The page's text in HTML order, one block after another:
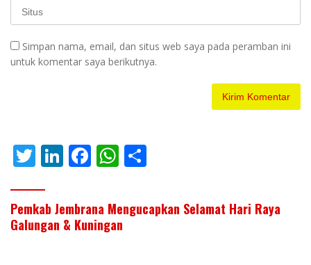
Simpan nama, email, dan situs web saya pada peramban ini
untuk komentar saya berikutnya.
T
itt
er
Li
k
e
F
e
b
W
at
s
ar
e
Pemkab Jembrana Mengucapkan Selamat Hari Raya
Galungan & Kuningan